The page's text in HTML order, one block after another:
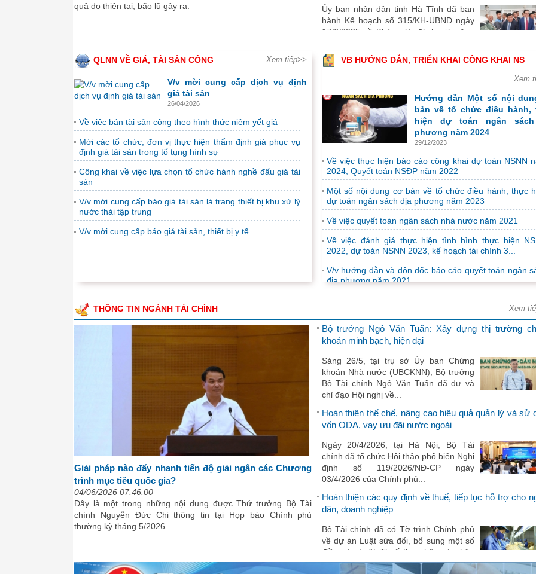
25/03/2026 08:02:00
Khai mạc trọng thể Hội nghị lần thứ 2 Ban
Về việc bán tài sản công theo hình thức
quả do thiên tai, bão lũ gây ra.
Ủy ban nhân dân tỉnh Hà Tĩnh đã ban
hành Kế hoạch số 315/KH-UBND ngày
17/6/2025 về Khảo sát, đánh giá năng
Chương trình tập huấn phổ biến khung pháp lý và
dẫn sử dụng Hệ thống về đăng ký kinh doanh
Ngày 09/8/2025, Sở Tài chính Hà Tĩnh
phối hợp với Cục Phát triển Doanh
nghiệp tư nhân và kinh tế tập thể - Bộ
Tài chính tổ chức...
Tài liệu Đại hội Đảng bộ Sở Tài chính nhiệm kỳ 2025-
Nhiều hoạt động ý nghĩa hưởng ứng chương trình
Ba biên giới”
(Baohatinh.vn) - Chi đoàn Thanh tra
tỉnh, Chi đoàn Sở Tài chính, Chi đoàn
Báo Hà Tĩnh, Thị đoàn Kỳ Anh phối hợp
với Đoàn Thanh...
Thực hiện Quyết định số 2178/QĐ-
UBND ngày 11/9/2024 của Ủy ban nhân
dân tỉnh về việc phê duyệt Chỉ tiêu và
Kế hoạch tuyển dụng...
Sở Tài chính Hà Tĩnh dâng hương tưởng niệm tại các
di tích, nghĩa trang liệt sỹ
Nhân kỷ niệm 77 năm ngày Thương
binh - Liệt sỹ, ngày 25/7, Đoàn lãnh đạo
Sở Tài chính và Trưởng các phòng ban
của Sở do Giám...
V/v tăng cường bảo mật thông tin đăng nhập tài khoản
tuyến
Thực hiện Văn bản số 1580/TBATNM
ngày 30/5/2024 của Tiểu ban An toàn
An ninh mạng tỉnh về tăng cường bảo
mật thông tin đăng...
QLNN VỀ GIÁ, TÀI SẢN CÔNG Xem tiếp>>
V/v mời cung cấp dịch vụ định
giá tài sản
26/04/2026
Về việc bán tài sản công theo hình thức niêm yết giá
Mời các tổ chức, đơn vị thực hiện thẩm định giá phục vụ
định giá tài sản trong tố tụng hình sự
Công khai về việc lựa chọn tổ chức hành nghề đấu giá tài
sản
V/v mời cung cấp báo giá tài sản là trang thiết bị khu xử lý
nước thải tập trung
V/v mời cung cấp báo giá tài sản, thiết bị y tế
VB HƯỚNG DẪN, TRIỂN KHAI CÔNG KHAI NS
Xem
Hướng dẫn Một số nội
bản về tổ chức điều hành,
hiện dự toán ngân
phương năm 2024
29/12/2023
Về việc thực hiện báo cáo công khai dự toán NSNN
2024, Quyết toán NSĐP năm 2022
Một số nội dung cơ bản về tổ chức điều hành, thực
dự toán ngân sách địa phương năm 2023
Về việc quyết toán ngân sách nhà nước năm 2021
Về việc đánh giá thực hiện tình hình thực hiện
2022, dự toán NSNN 2023, kế hoạch tài chính 3...
V/v hướng dẫn và đôn đốc báo cáo quyết toán ngân
địa phương năm 2021
THÔNG TIN NGÀNH TÀI CHÍNH Xem
Giải pháp nào đẩy nhanh tiến độ giải ngân các Chương
trình mục tiêu quốc gia?
04/06/2026 07:46:00
Đây là một trong những nội dung được Thứ trưởng Bộ Tài
chính Nguyễn Đức Chi thông tin tại Họp báo Chính phủ
thường kỳ tháng 5/2026.
Bộ trưởng Ngô Văn Tuấn: Xây dựng thị trường
khoán minh bạch, hiện đại
Sáng 26/5, tại trụ sở Ủy ban Chứng
khoán Nhà nước (UBCKNN), Bộ trưởng
Bộ Tài chính Ngô Văn Tuấn đã dự và
chỉ đạo Hội nghị về...
Hoàn thiện thể chế, nâng cao hiệu quả quản lý và sử
vốn ODA, vay ưu đãi nước ngoài
Ngày 20/4/2026, tại Hà Nội, Bộ Tài
chính đã tổ chức Hội thảo phổ biến Nghị
định số 119/2026/NĐ-CP ngày
03/4/2026 của Chính phủ...
Hoàn thiện các quy định về thuế, tiếp tục hỗ trợ cho
dân, doanh nghiệp
Bộ Tài chính đã có Tờ trình Chính phủ
về dự án Luật sửa đổi, bổ sung một số
điều của Luật Thuế thu nhập cá nhân
(TNCN), Luật...